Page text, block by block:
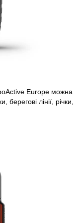
Europe можна
лінії, річки,